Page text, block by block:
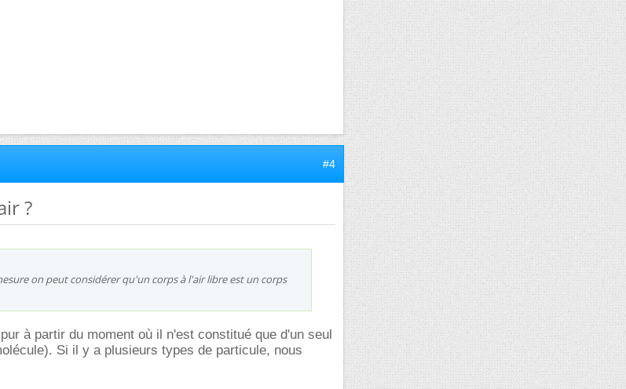
#4
?
on peut considérer qu'un corps à l'air libre est un corps
à partir du moment où il n'est constitué que d'un seul
Si il y a plusieurs types de particule, nous